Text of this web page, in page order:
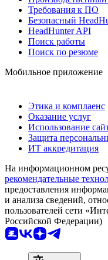
Требования к ПО
Безопасный
HeadHunter API
Поиск работы
Поиск по резюме
Мобильное приложение
Этика и комплаенс
Оказание услуг
Использование
Защита
ИТ аккредитация
На информационном
рекомендательные
предоставления
и анализа сведений,
пользователей сети
Российской Федерации)